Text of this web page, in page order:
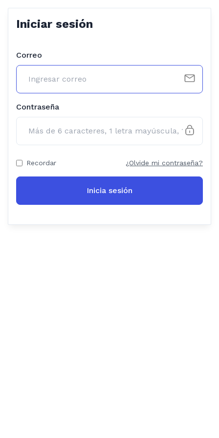
Iniciar sesión
Correo
Contraseña
Recordar ¿Olvide mi contraseña?